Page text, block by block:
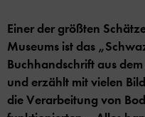
Einer der größten
Museums ist das
Buchhandschrift aus
und erzählt mit vielen
die Verarbeitung von